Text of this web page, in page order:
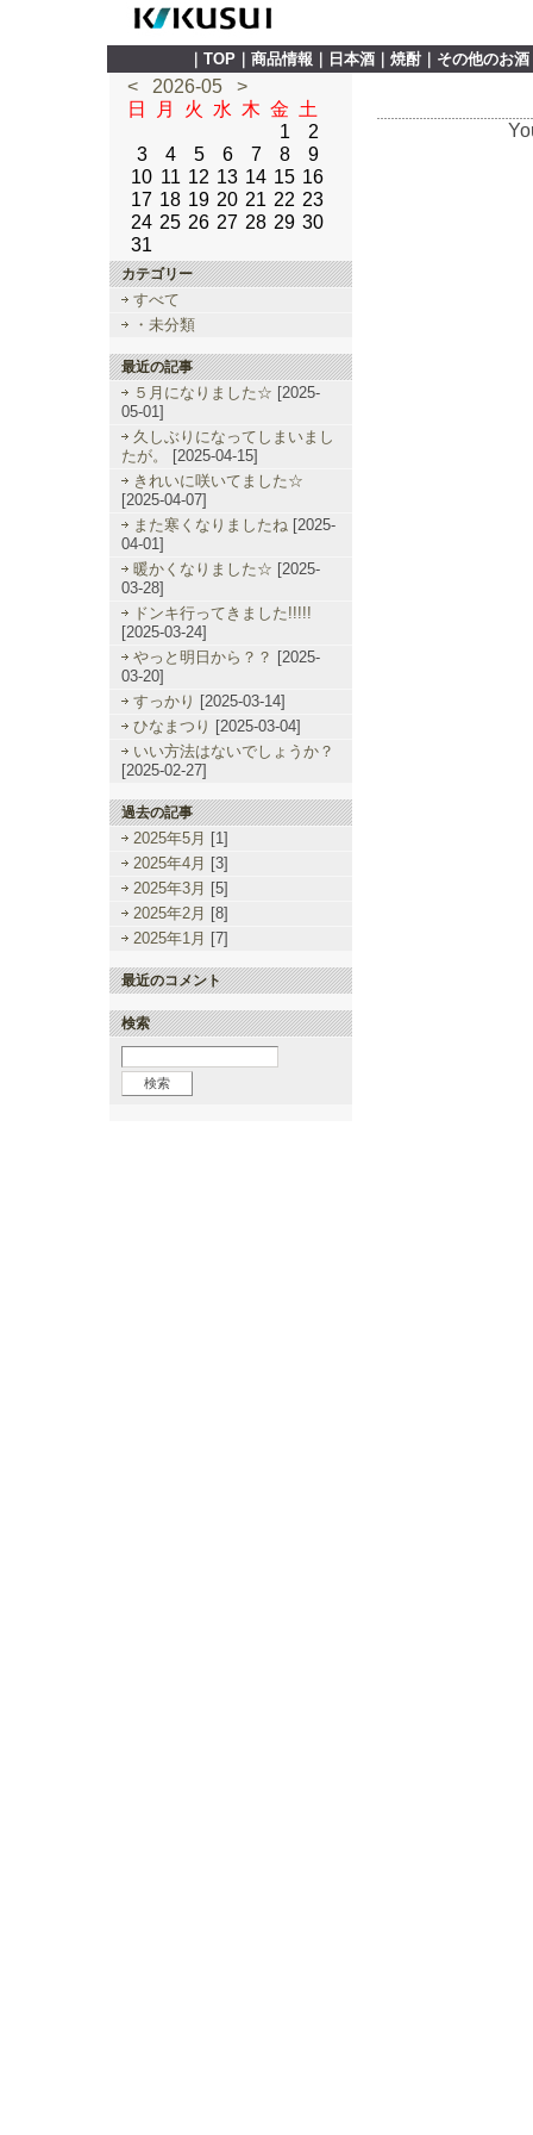
TOP 商品情報 日本酒 焼酎｜ その他のお酒
< 2026-05
>
日
月 火 水 木 金 土
1
2
3
4 5 6 7 8
9
10 11 12 13 14 15 16
17 18 19 20 21 22 23
24 25 26 27 28 29 30
31
カテゴリー
すべて
・未分類
最近の記事
５月になりました☆ [2025-
05-01]
久しぶりになってしまいまし
たが。
[2025-04-15]
きれいに咲いてました☆
[2025-04-07]
また寒くなりましたね [2025-
04-01]
暖かくなりました☆ [2025-
03-28]
ドンキ行ってきました!!!!!
[2025-03-24]
やっと明日から？？ [2025-
03-20]
すっかり [2025-03-14]
ひなまつり [2025-03-04]
いい方法はないでしょうか？
[2025-02-27]
過去の記事
2025年5月
[1]
2025年4月
[3]
2025年3月
[5]
2025年2月
[8]
2025年1月
[7]
最近のコメント
検索